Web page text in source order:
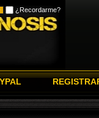
¿Recordarme?